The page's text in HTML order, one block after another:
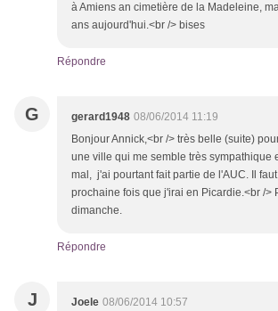
à Amiens an cimetière de la Madeleine,
ans aujourd'hui.<br /> bises
Répondre
G gerard1948 08/06/2014 11:19
Bonjour Annick,<br /> très belle (suite)
une ville qui me semble très sympathique
mal, j'ai pourtant fait partie de l'AUC. Il
prochaine fois que j'irai en Picardie.<br />
dimanche.
Répondre
J Joele 08/06/2014 10:57